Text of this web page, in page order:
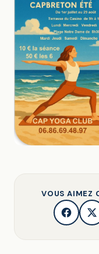
VOUS AIMEZ